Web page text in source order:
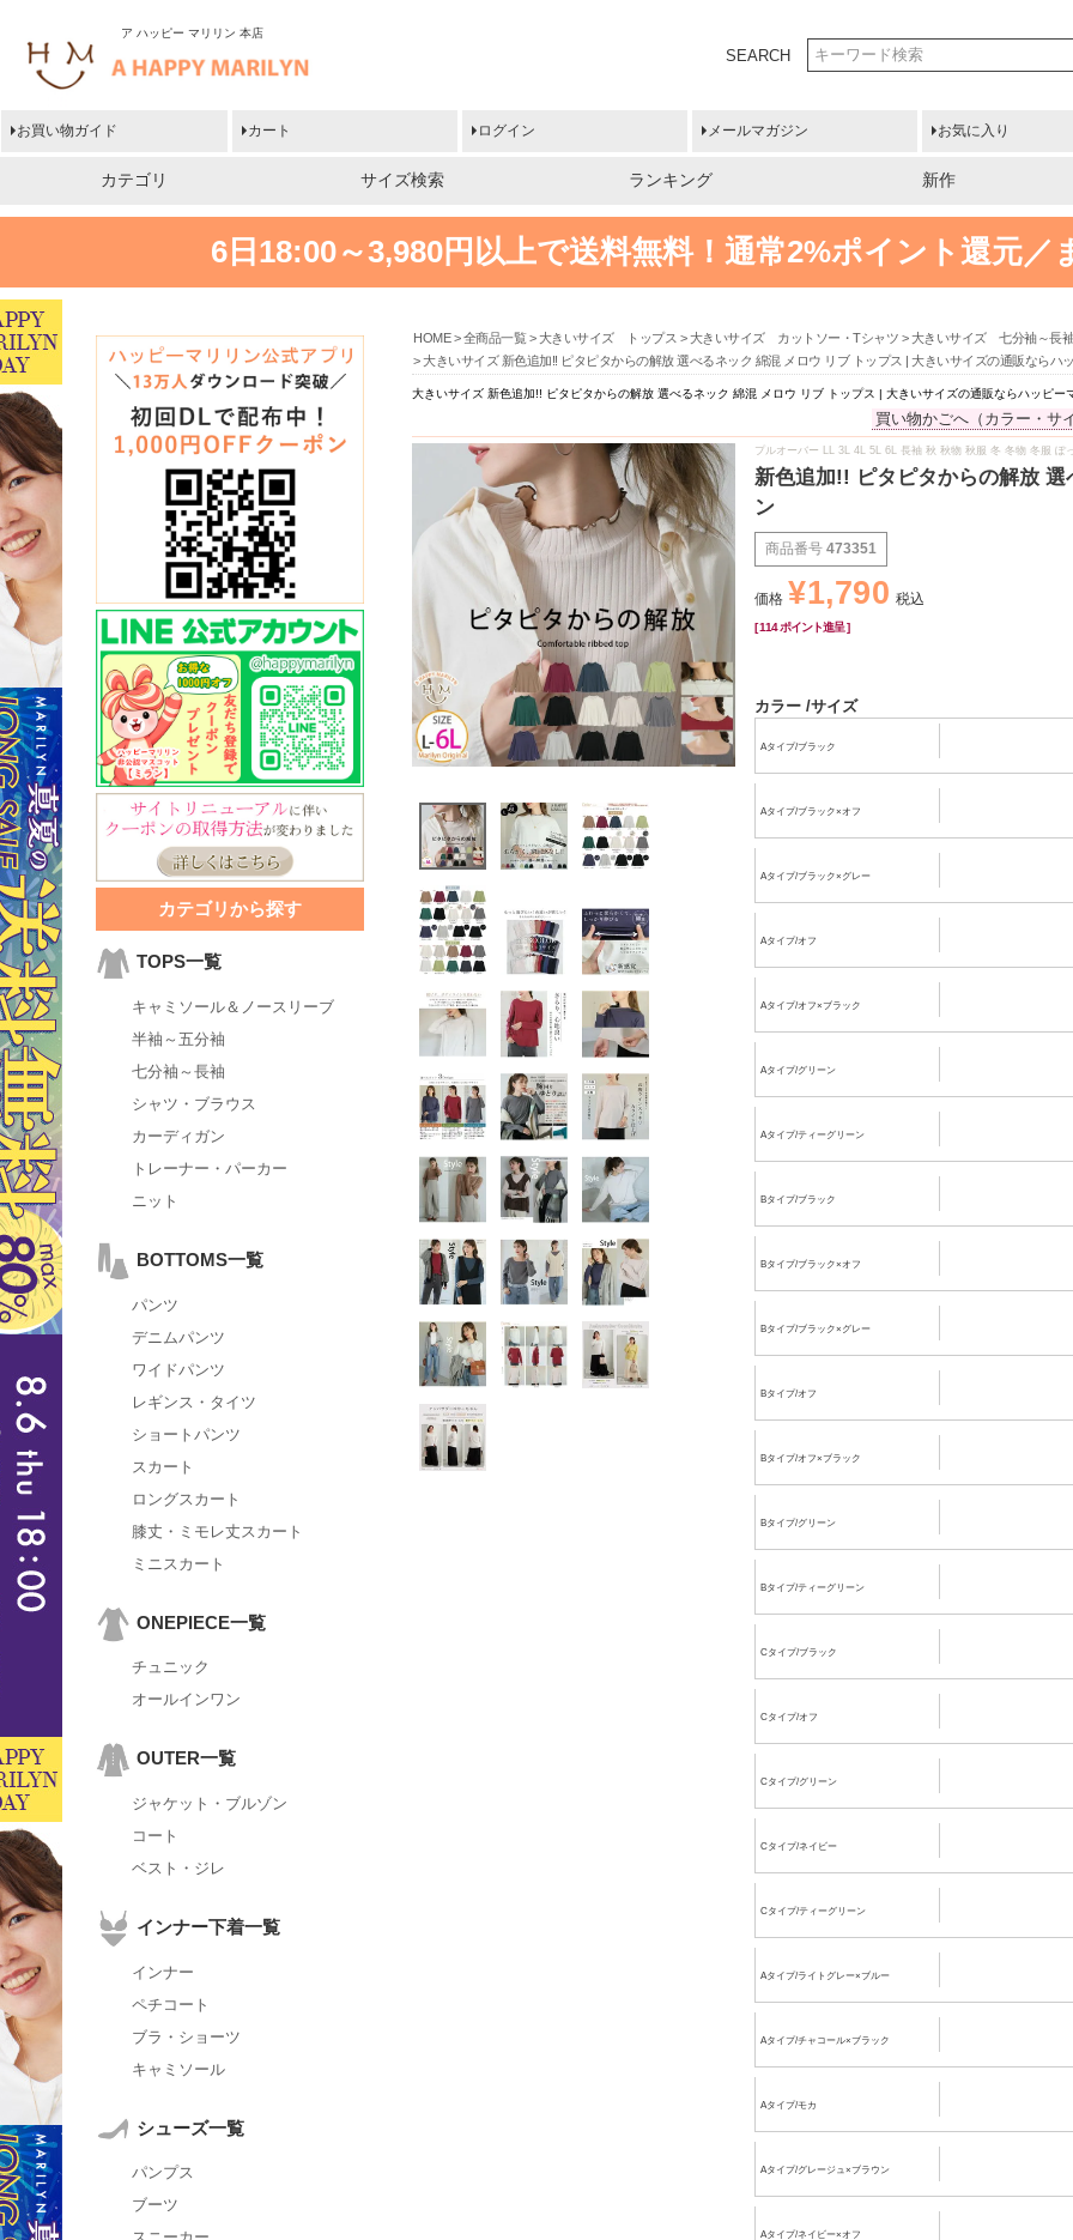
ア ハッピー マリリン 本店
SEARCH
お買い物ガイド カート ログイン メールマガジン お気に入り
カテゴリ サイズ検索 ランキング 新作
6日18:00～3,980円以上で送料無料！ 通常2%ポイント還元／
カテゴリから探す
TOPS一覧
キャミソール＆ノースリーブ
半袖～五分袖
七分袖～長袖
シャツ・ブラウス
カーディガン
トレーナー・パーカー
ニット
BOTTOMS一覧
パンツ
デニムパンツ
ワイドパンツ
レギンス・タイツ
ショートパンツ
スカート
ロングスカート
膝丈・ミモレ丈スカート
ミニスカート
ONEPIECE一覧
チュニック
オールインワン
OUTER一覧
ジャケット・ブルゾン
コート
ベスト・ジレ
インナー下着一覧
インナー
ペチコート
ブラ・ショーツ
キャミソール
シューズ一覧
パンプス
ブーツ
HOME 全商品一覧 大きいサイズ トップス 大きいサイズ カットソー・Tシャツ
大きいサイズ 七分袖～長袖
大きいサイズ 新色追加!! ピタピタからの解放 選べるネック 綿混 メロウ リブ トップス | 大きいサイズの通販ならハ
大きいサイズ 新色追加!! ピタピタからの解放 選べるネック 綿混 メロウ リブ トップス | 大きいサイズの通販ならハッピー
買い物かごへ（カラー・サ
プルオーバー LL 3L 4L 5L 6L 長袖 秋 秋物 秋服 冬 冬物 冬服 ぽ
新色追加!! ピタピタからの解放
ン
商品番号 473351
価格 ¥1,790 税込
[114 ポイント進呈 ]
カラー サイズ
Aタイプ/ブラック
Aタイプ/ブラック×オフ
Aタイプ/ブラック×グレー
Aタイプ/オフ
Aタイプ/オフ×ブラック
Aタイプ/グリーン
Aタイプ/ティーグリーン
Bタイプ/ブラック
Bタイプ/ブラック×オフ
Bタイプ/ブラック×グレー
Bタイプ/オフ
Bタイプ/オフ×ブラック
Bタイプ/グリーン
Bタイプ/ティーグリーン
Cタイプ/ブラック
Cタイプ/オフ
Cタイプ/グリーン
Cタイプ/ネイビー
Cタイプ/ティーグリーン
Aタイプ/ライトグレー×ブルー
Aタイプ/チャコール×ブラック
Aタイプ/モカ
Aタイプ/グレージュ×ブラウン
Aタイプ/ネイビー×オフ